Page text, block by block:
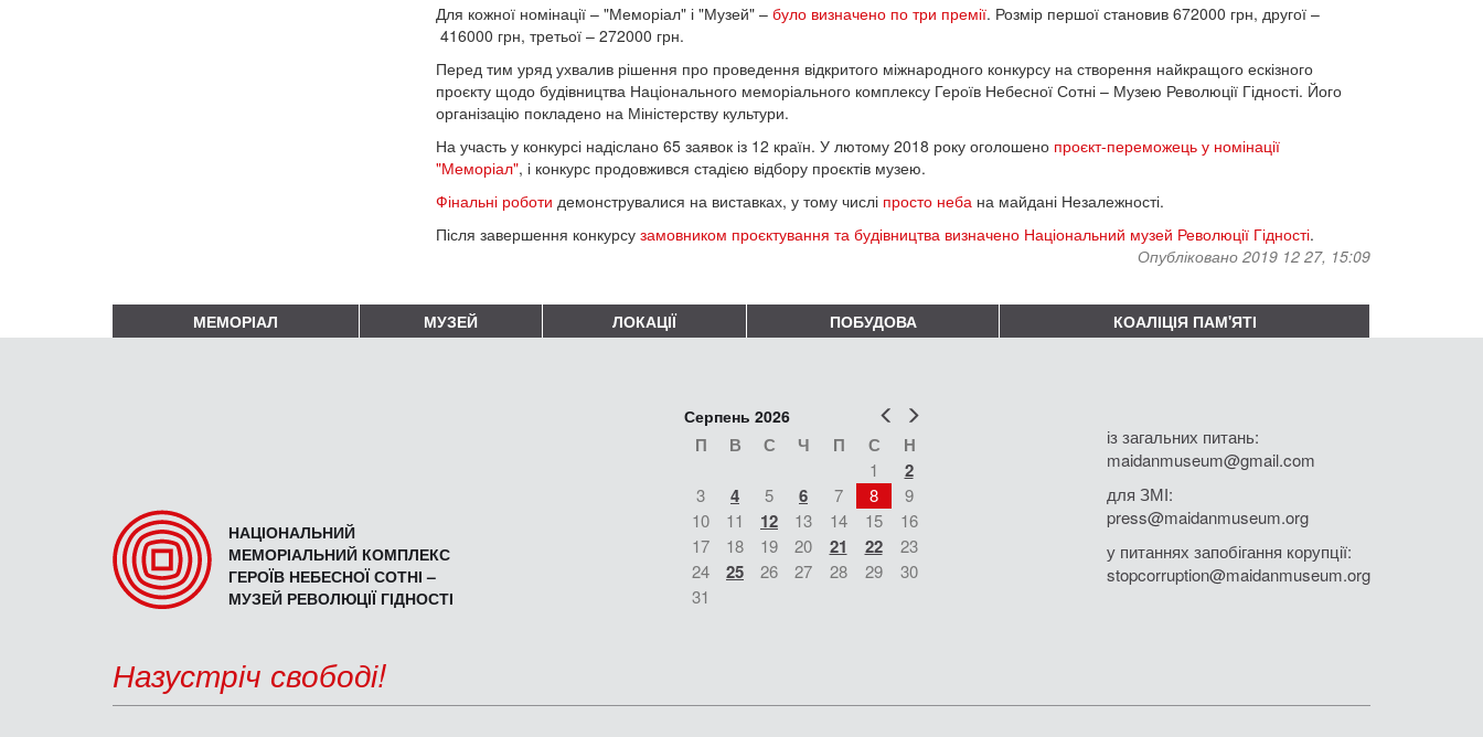
Для кожної номінації – "Меморіал" і "Музей" – було визначено по три премії. Розмір першої становив 672000 грн, другої –
416000 грн, третьої – 272000 грн.
Перед тим уряд ухвалив рішення про проведення відкритого міжнародного конкурсу на створення найкращого ескізного
проєкту щодо будівництва Національного меморіального комплексу Героїв Небесної Сотні – Музею Революції Гідності. Його
організацію покладено на Міністерству культури.
На участь у конкурсі надіслано 65 заявок із 12 країн. У лютому 2018 року оголошено проєкт-переможець у номінації
"Меморіал", і конкурс продовжився стадією відбору проєктів музею.
Фінальні роботи демонструвалися на виставках, у тому числі просто неба на майдані Незалежності.
Після завершення конкурсу замовником проєктування та будівництва визначено Національний музей Революції Гідності.
Опубліковано 2019 12 27, 15:09
МЕМОРІАЛ МУЗЕЙ ЛОКАЦІЇ ПОБУДОВА КОАЛІЦІЯ ПАМ'ЯТІ
НАЦІОНАЛЬНИЙ
МЕМОРІАЛЬНИЙ КОМПЛЕКС
ГЕРОЇВ НЕБЕСНОЇ СОТНІ –
МУЗЕЙ РЕВОЛЮЦІЇ ГІДНОСТІ
Попер
Серпень 2026
П В С Ч П С Н
1 2
3 4 5 6 7 8
9
10
11 12 13 14 15
16
17
18 19 20 21 22
23
24
25 26 27 28 29
30
31
із загальних питань:
maidanmuseum@gmail.com
для ЗМІ:
press@maidanmuseum.org
у питаннях запобігання корупції:
stopcorruption@maidanmuseum.org
Назустріч свободі!